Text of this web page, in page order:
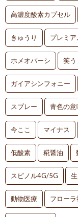
高濃度酸素カプセル
きゅうり プレミ
ホメオパーシ 笑う
ガイアシンフォニー
スプレー 青色の意
今ここ マイナス
低酸素 糀醤油
スピノル4G/5G
動物医療 フローラ